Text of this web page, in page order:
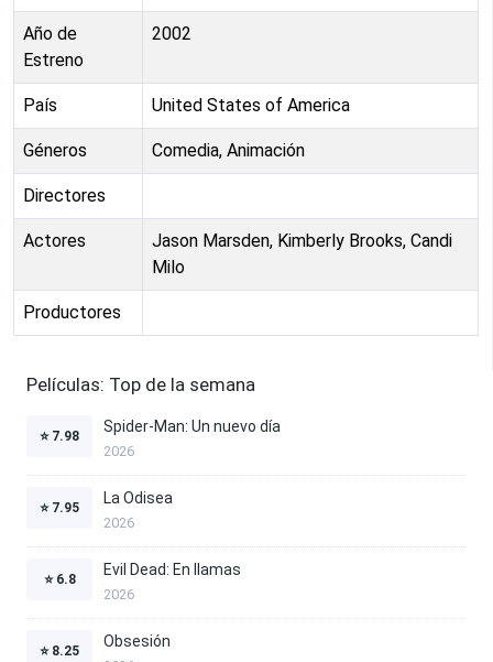
Año de
Estreno
2002
País United States of America
Géneros Comedia, Animación
Directores
Actores
Jason Marsden, Kimberly Brooks, Candi
Milo
Productores
Películas: Top de la semana
⭐ 7.98
Spider-Man: Un nuevo día
2026
⭐ 7.95
La Odisea
2026
⭐ 6.8
Evil Dead: En llamas
2026
⭐ 8.25
Obsesión